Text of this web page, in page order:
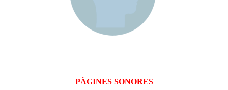
PÀGINES SONORES